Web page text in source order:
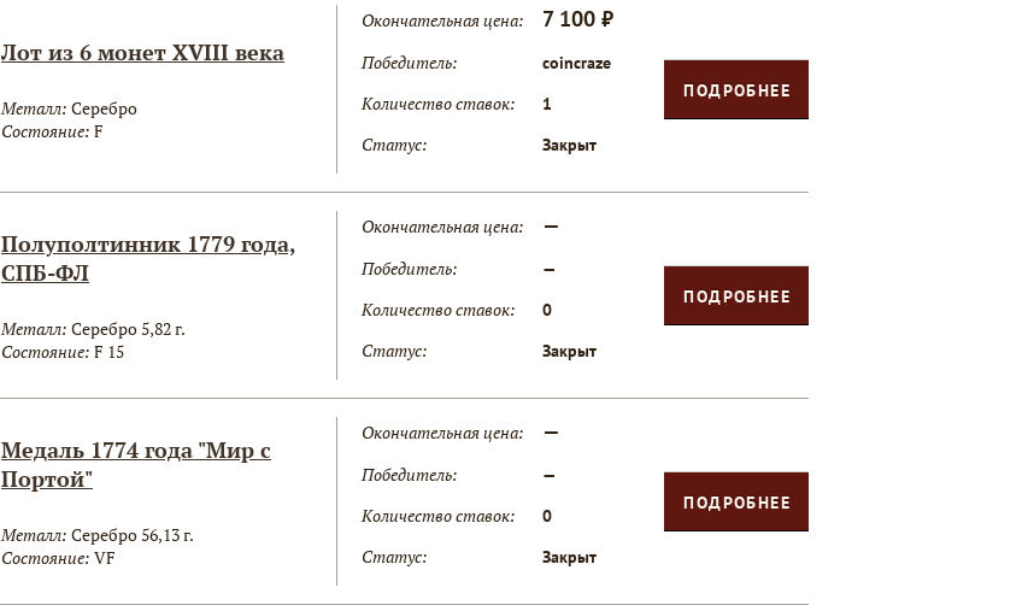
Лот из 6 монет XVIII века
Металл: Серебро
Состояние: F
Окончательная цена: 7 100 ₽
Победитель: coincraze
Количество ставок: 1
Статус: Закрыт
ПОДРОБНЕЕ
Полуполтинник 1779 года,
СПБ-ФЛ
Металл: Серебро 5,82 г.
Состояние: F 15
Окончательная цена: —
Победитель: —
Количество ставок: 0
Статус: Закрыт
ПОДРОБНЕЕ
Медаль 1774 года "Мир с
Портой"
Металл: Серебро 56,13 г.
Состояние: VF
Окончательная цена: —
Победитель: —
Количество ставок: 0
Статус: Закрыт
ПОДРОБНЕЕ